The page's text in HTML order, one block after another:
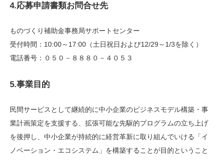
4.応募申請書類お問合せ先
ものづくり補助金事務局サポートセンター
受付時間：10:00～17:00（土日祝日および12/29～1/3を除く）
電話番号：０５０－８８８０－４０５３
5.事業目的
民間サービスとして継続的に中小企業のビジネスモデル構築・事
業計画策定を支援する、拡張可能な先駆的プログラムの立ち上げ
を後押し、中小企業が持続的に経営革新に取り組んでいける「イ
ノベーション・エコシステム」を構築することが目的ということ